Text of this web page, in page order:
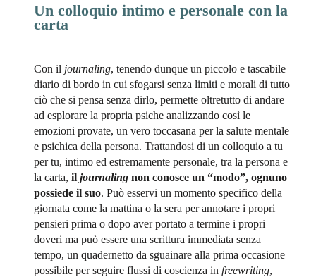
Un colloquio intimo e personale con la
carta
Con il journaling, tenendo dunque un piccolo e tascabile
diario di bordo in cui sfogarsi senza limiti e morali di tutto
ciò che si pensa senza dirlo, permette oltretutto di andare
ad esplorare la propria psiche analizzando così le
emozioni provate, un vero toccasana per la salute mentale
e psichica della persona. Trattandosi di un colloquio a tu
per tu, intimo ed estremamente personale, tra la persona e
la carta, il journaling non conosce un “modo”, ognuno
possiede il suo. Può esservi un momento specifico della
giornata come la mattina o la sera per annotare i propri
pensieri prima o dopo aver portato a termine i propri
doveri ma può essere una scrittura immediata senza
tempo, un quadernetto da sguainare alla prima occasione
possibile per seguire flussi di coscienza in freewriting,